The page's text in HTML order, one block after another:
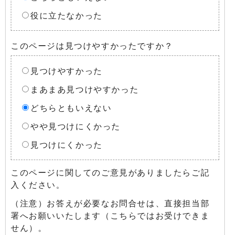
役に立たなかった
このページは見つけやすかったですか？
見つけやすかった
まあまあ見つけやすかった
どちらともいえない
やや見つけにくかった
見つけにくかった
このページに関してのご意見がありましたらご記
入ください。
（注意）お答えが必要なお問合せは、直接担当部
署へお願いいたします（こちらではお受けできま
せん）。